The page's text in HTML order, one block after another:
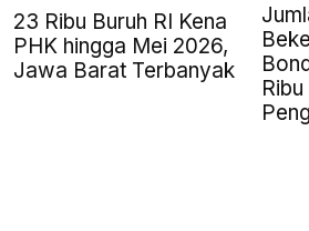
23 Ribu Buruh RI Kena
PHK hingga Mei 2026,
Jawa Barat Terbanyak